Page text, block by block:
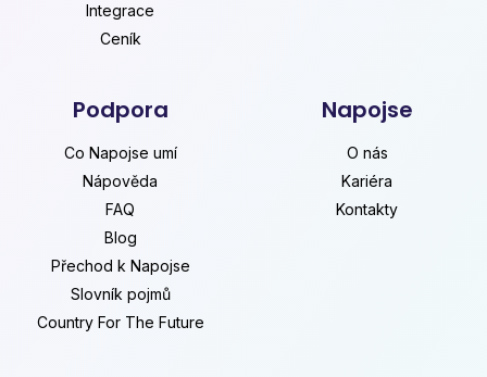
Integrace
Ceník
Podpora
Co Napojse umí
Nápověda
FAQ
Blog
Přechod k Napojse
Slovník pojmů
Country For The Future
Napojse
O nás
Kariéra
Kontakty